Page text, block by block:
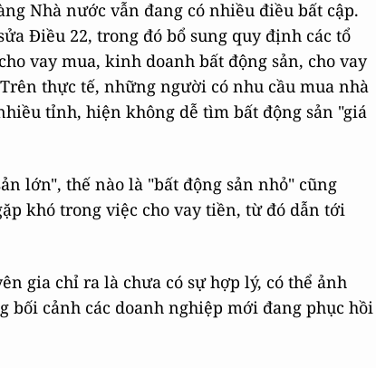
Nhà nước vẫn đang có nhiều điều bất cập.
Điều 22, trong đó bổ sung quy định các tổ
vay mua, kinh doanh bất động sản, cho vay
thực tế, những người có nhu cầu mua nhà
tỉnh, hiện không dễ tìm bất động sản "giá
lớn", thế nào là "bất động sản nhỏ" cũng
khó trong việc cho vay tiền, từ đó dẫn tới
gia chỉ ra là chưa có sự hợp lý, có thể ảnh
cảnh các doanh nghiệp mới đang phục hồi